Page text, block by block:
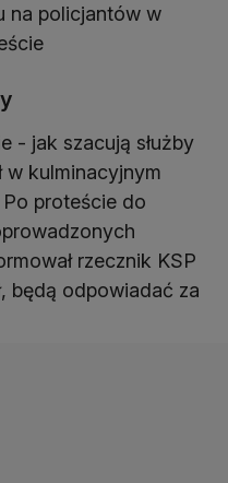
na policjantów w
- jak szacują służby
w kulminacyjnym
proteście do
rzecznik KSP
będą odpowiadać za